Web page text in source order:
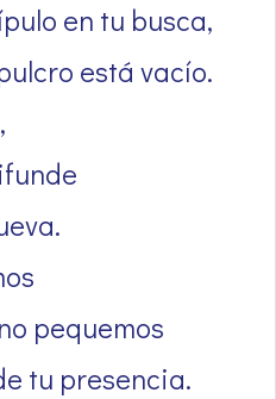
en tu busca,
está vacío.
pequemos
tu presencia.